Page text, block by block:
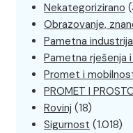
Nekategorizirano
Obrazovanje,
Pametna industrija
Pametna rješenja
Promet i
PROMET I
Rovinj (18)
Sigurnost (1.018)